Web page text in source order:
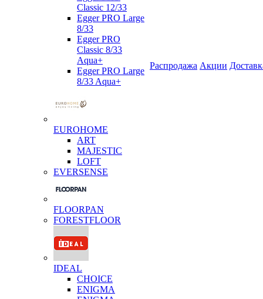
Classic 12/33
Egger PRO Large
8/33
Egger PRO
Classic 8/33
Aqua+
Egger PRO Large
8/33 Aqua+
EUROHOME
ART
MAJESTIC
LOFT
EVERSENSE
FLOORPAN
FORESTFLOOR
IDEAL
CHOICE
ENIGMA
Распродажа Акции